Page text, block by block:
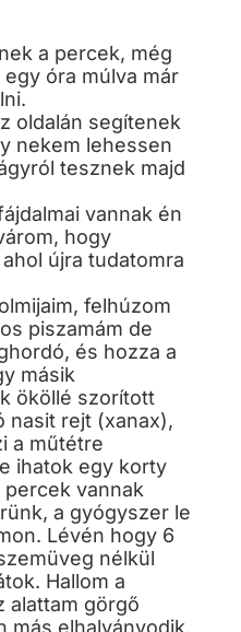
a percek, még
óra múlva már
oldalán segítenek
nekem lehessen
tesznek majd
vannak én
hogy
újra tudatomra
felhúzom
piszamám de
és hozza a
másik
ököllé szorított
nasit rejt (xanax),
a műtétre
ihatok egy korty
vannak
a gyógyszer le
Lévén hogy 6
nélkül
Hallom a
alattam görgő
más elhalványodik,